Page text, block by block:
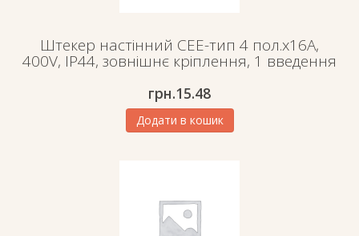
Штекер настінний СЕЕ-тип 4 пол.х16А,
400V, IP44, зовнішнє кріплення, 1 введення
грн.15.48
Додати в кошик